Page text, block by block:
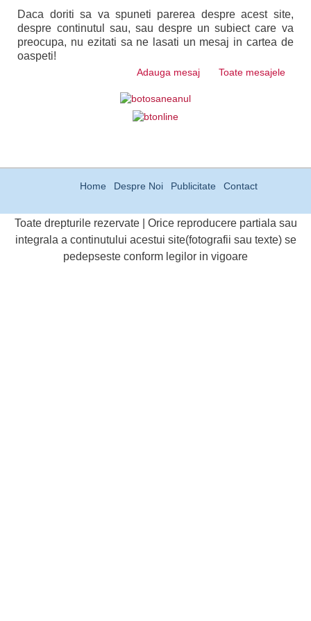
Daca doriti sa va spuneti parerea despre acest site,
despre continutul sau, sau despre un subiect care va
preocupa, nu ezitati sa ne lasati un mesaj in cartea de
oaspeti!
Adauga mesaj Toate mesajele
Home Despre Noi Publicitate Contact
Toate drepturile rezervate | Orice reproducere partiala sau
integrala a continutului acestui site(fotografii sau texte) se
pedepseste conform legilor in vigoare